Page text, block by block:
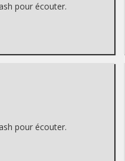
pour écouter.
pour écouter.